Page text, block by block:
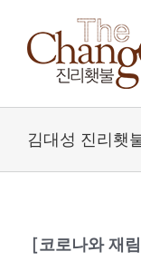
content
김대성 진리횃
[코로나와 재